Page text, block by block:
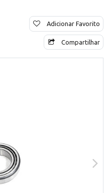
Adicionar Favorito
Compartilhar